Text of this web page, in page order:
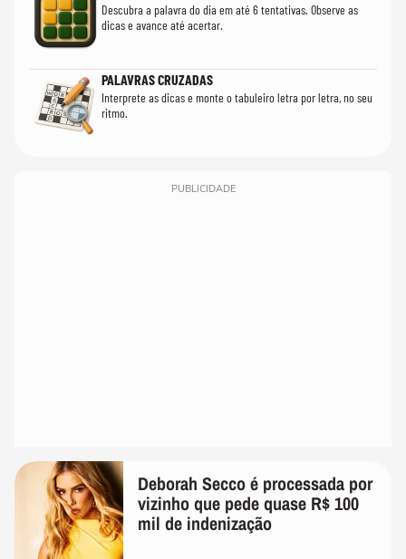
Descubra a palavra do dia em até 6 tentativas. Observe as
dicas e avance até acertar.
PALAVRAS CRUZADAS
Interprete as dicas e monte o tabuleiro letra por letra, no seu
ritmo.
PUBLICIDADE
Deborah Secco é processada por
vizinho que pede quase R$ 100
mil de indenização